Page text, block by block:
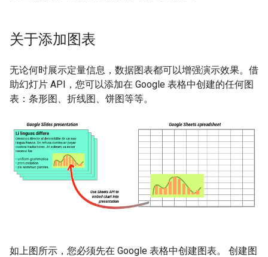
关于添加图表
无论何时展示定量信息，数据图表都可以增强演示效果。借
助幻灯片 API，您可以添加在 Google 表格中创建的任何图
表：条形图、折线图、饼图等等。
如上图所示，您必须先在 Google 表格中创建图表。 创建图